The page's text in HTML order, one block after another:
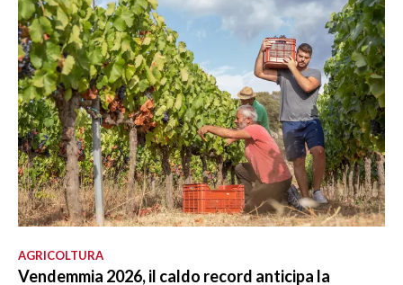
AGRICOLTURA
Vendemmia 2026, il caldo record anticipa la